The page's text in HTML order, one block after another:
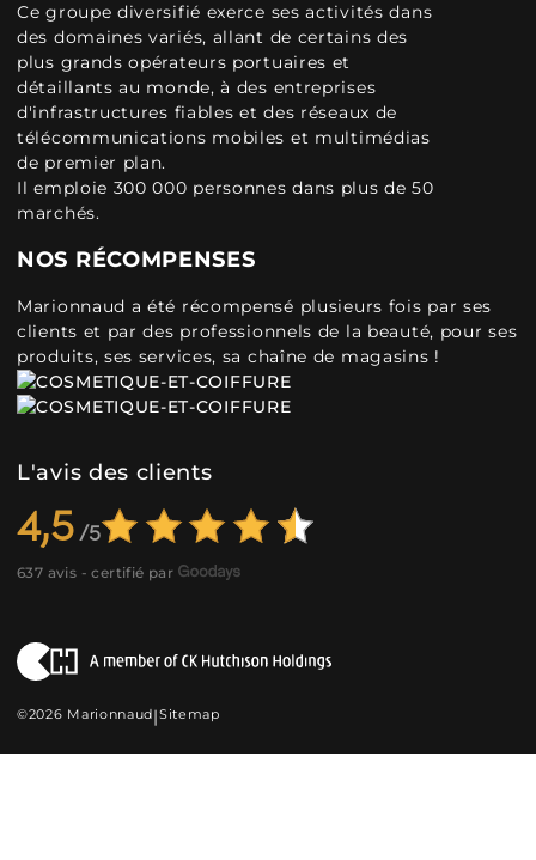
Ce groupe diversifié exerce ses activités dans
des domaines variés, allant de certains des
plus grands opérateurs portuaires et
détaillants au monde, à des entreprises
d'infrastructures fiables et des réseaux de
télécommunications mobiles et multimédias
de premier plan.
Il emploie 300 000 personnes dans plus de 50
marchés.
NOS RÉCOMPENSES
Marionnaud a été récompensé plusieurs fois par ses
clients et par des professionnels de la beauté, pour ses
produits, ses services, sa chaîne de magasins !
L'avis des clients
4,5
637 avis - certifié par
©2026 Marionnaud|Sitemap